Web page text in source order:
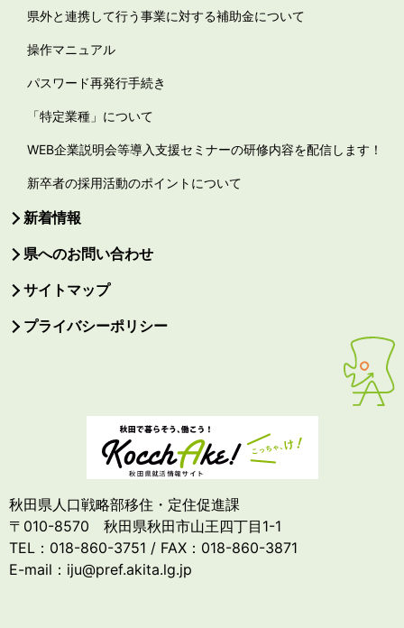
県外と連携して行う事業に対する補助金について
操作マニュアル
パスワード再発行手続き
「特定業種」について
WEB企業説明会等導入支援セミナーの研修内容を配信します！
新卒者の採用活動のポイントについて
新着情報
県へのお問い合わせ
サイトマップ
プライバシーポリシー
秋田県人口戦略部移住・定住促進課
〒010-8570 秋田県秋田市山王四丁目1-1
TEL：018-860-3751 / FAX：018-860-3871
E-mail：iju@pref.akita.lg.jp